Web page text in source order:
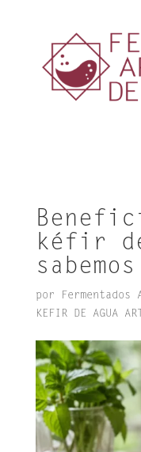
kéfir
por Fermentados
KEFIR DE AGUA